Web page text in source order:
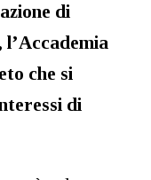
di
che si
di